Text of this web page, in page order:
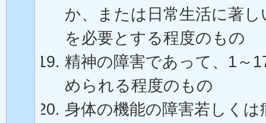
か、または日常生活に著
を必要とする程度のもの
精神の障害であって、1～
められる程度のもの
身体の機能の障害若しく